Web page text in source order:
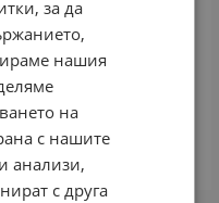
за да
нашия
на
с нашите
анализи,
с друга